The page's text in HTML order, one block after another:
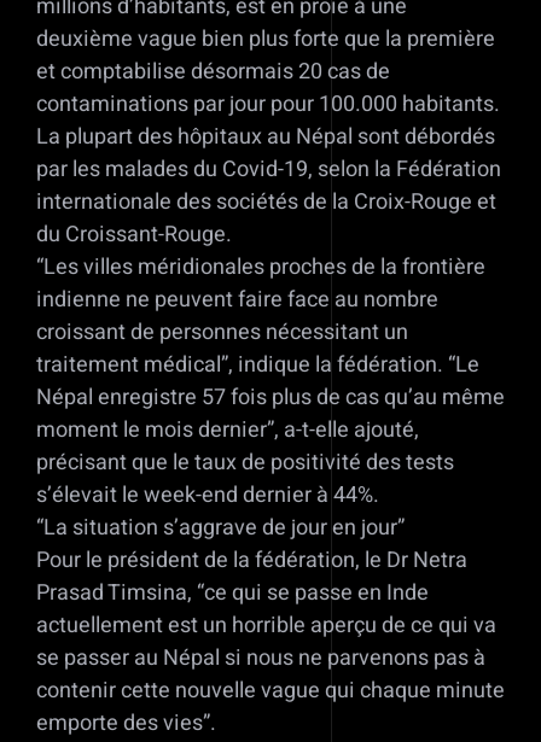
millions d’habitants, est en proie à une
deuxième vague bien plus forte que la première
et comptabilise désormais 20 cas de
contaminations par jour pour 100.000 habitants.
La plupart des hôpitaux au Népal sont débordés
par les malades du Covid-19, selon la Fédération
internationale des sociétés de la Croix-Rouge et
du Croissant-Rouge.
“Les villes méridionales proches de la frontière
indienne ne peuvent faire face au nombre
croissant de personnes nécessitant un
traitement médical”, indique la fédération. “Le
Népal enregistre 57 fois plus de cas qu’au même
moment le mois dernier”, a-t-elle ajouté,
précisant que le taux de positivité des tests
s’élevait le week-end dernier à 44%.
“La situation s’aggrave de jour en jour”
Pour le président de la fédération, le Dr Netra
Prasad Timsina, “ce qui se passe en Inde
actuellement est un horrible aperçu de ce qui va
se passer au Népal si nous ne parvenons pas à
contenir cette nouvelle vague qui chaque minute
emporte des vies”.